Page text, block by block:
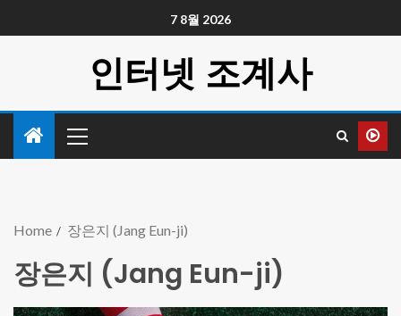
7 8월 2026
인터넷 조계사
Home 장은지 (Jang Eun-ji)
장은지 (Jang Eun-ji)